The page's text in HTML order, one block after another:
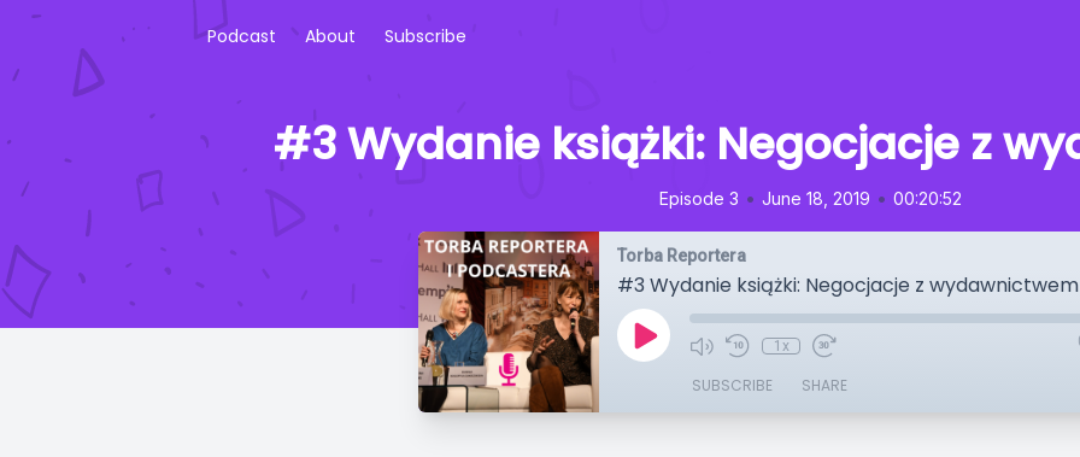
Podcast About Subscribe
#3 Wydanie książki: Negocjacje z
Episode 3 • June 18, 2019 • 00:20:52
Torba Reportera
#3 Wydanie książki: Negocjacje z wydawnictwem
1x
SUBSCRIBE SHARE